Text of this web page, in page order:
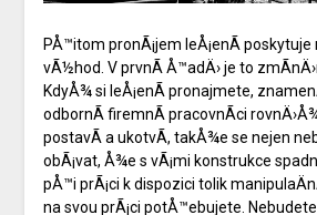
PÅ™itom pronÃ¡jem leÅ¡enÃ­ poskytuje
vÃ½hod. V prvnÃ­ Å™adÄ› je to
KdyÅ¾ si leÅ¡enÃ­ pronajmete,
odbornÃ­ firemnÃ­ pracovnÃ­ci
postavÃ­ a ukotvÃ­, takÅ¾e se nejen
obÃ¡vat, Å¾e s vÃ¡mi konstrukce
pÅ™i prÃ¡ci k dispozici tolik
na svou prÃ¡ci potÅ™ebujete.